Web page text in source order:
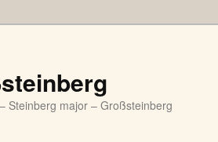
Steinberg major – Großsteinberg